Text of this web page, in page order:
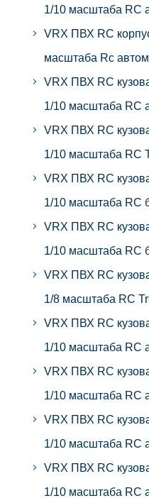
1/10 масштаба RC
VRX ПВХ RC
масштаба Rc
VRX ПВХ RC
1/10 масштаба RC
VRX ПВХ RC
1/10 масштаба RC
VRX ПВХ RC
1/10 масштаба RC
VRX ПВХ RC
1/10 масштаба RC
VRX ПВХ RC
1/8 масштаба RC
VRX ПВХ RC
1/10 масштаба RC
VRX ПВХ RC
1/10 масштаба RC
VRX ПВХ RC
1/10 масштаба RC
VRX ПВХ RC
1/10 масштаба RC